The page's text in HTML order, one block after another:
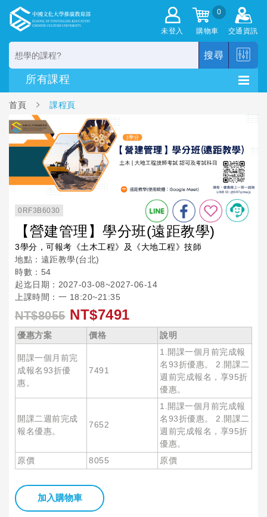
未登入
0
購物車 交通資訊
搜尋
首頁 課程頁
0RF3B6030
【營建管理】學分班(遠距教學)
3學分，可報考《土木工程》及《大地工程》技師
地點：遠距教學(台北)
時數：54
起迄日期：2027-03-08~2027-06-14
上課時間：一 18:20~21:35
NT$8055 NT$7491
優惠方案 價格 說明
開課一個月前完
成報名93折優
惠。
7491
1.開課一個月前完成報
名93折優惠。 2.開課二
週前完成報名，享95折
優惠。
開課二週前完成
報名優惠。
7652
1.開課一個月前完成報
名93折優惠。 2.開課二
週前完成報名，享95折
優惠。
原價
8055 原價
加入購物車